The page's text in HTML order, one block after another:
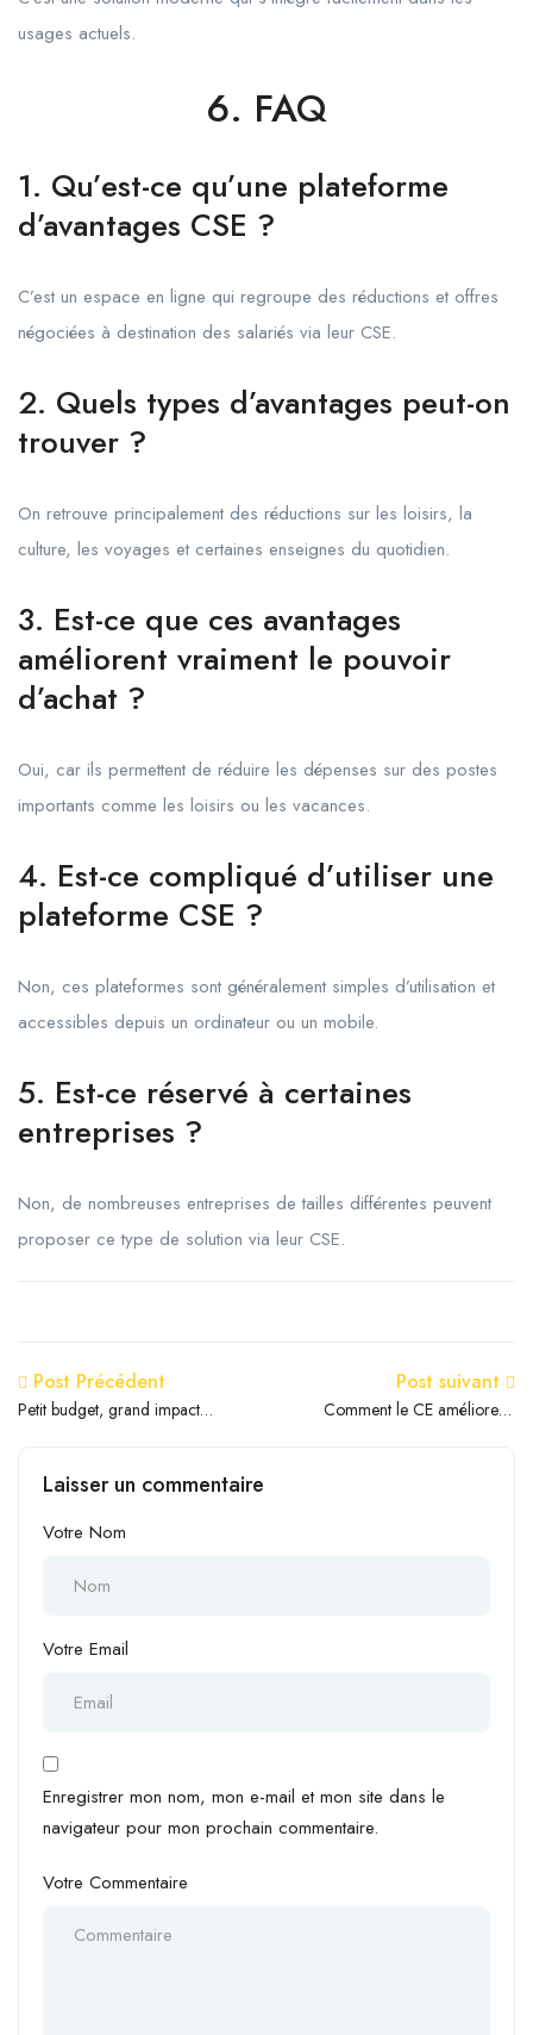
usages actuels.
6. FAQ
1. Qu’est-ce qu’une plateforme
d’avantages CSE ?
C’est un espace en ligne qui regroupe des réductions et offres
négociées à destination des salariés via leur CSE.
2. Quels types d’avantages peut-on
trouver ?
On retrouve principalement des réductions sur les loisirs, la
culture, les voyages et certaines enseignes du quotidien.
3. Est-ce que ces avantages
améliorent vraiment le pouvoir
d’achat ?
Oui, car ils permettent de réduire les dépenses sur des postes
importants comme les loisirs ou les vacances.
4. Est-ce compliqué d’utiliser une
plateforme CSE ?
Non, ces plateformes sont généralement simples d’utilisation et
accessibles depuis un ordinateur ou un mobile.
5. Est-ce réservé à certaines
entreprises ?
Non, de nombreuses entreprises de tailles différentes peuvent
proposer ce type de solution via leur CSE.
Post Précédent
Petit budget, grand impact :
Post suivant
Comment le CE améliore le
Laisser un commentaire
Votre Nom
Votre Email
Enregistrer mon nom, mon e-mail et mon site dans le
navigateur pour mon prochain commentaire.
Votre Commentaire